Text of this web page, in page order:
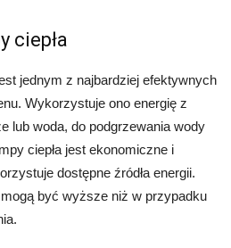
ciepła
jednym z najbardziej efektywnych
Wykorzystuje ono energię z
lub woda, do podgrzewania wody
ciepła jest ekonomiczne i
dostępne źródła energii.
być wyższe niż w przypadku